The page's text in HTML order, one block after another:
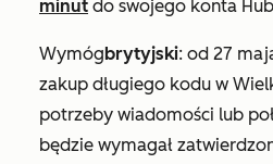
minut do swojego konta
Wymógbrytyjski: od 27
zakup długiego kodu w
potrzeby wiadomości lub
będzie wymagał